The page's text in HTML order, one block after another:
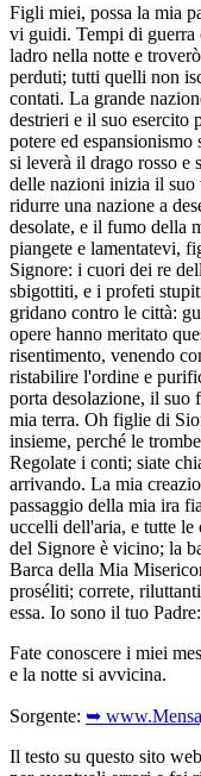
Figli miei, possa la mia
vi guidi. Tempi di guerra
ladro nella notte e
perduti; tutti quelli non
contati. La grande
destrieri e il suo esercito
potere ed
si leverà il drago rosso e
delle nazioni inizia il suo
ridurre una nazione a
desolate, e il fumo della
piangete e lamentatevi,
Signore: i cuori dei re
sbigottiti, e i profeti
gridano contro le città:
opere hanno meritato
risentimento, venendo
ristabilire l'ordine e
porta desolazione, il suo
mia terra. Oh figlie di
insieme, perché le
Regolate i conti; siate
arrivando. La mia
passaggio della mia ira
uccelli dell'aria, e tutte le
del Signore è vicino; la
Barca della Mia
proséliti; correte,
essa. Io sono il tuo
Fate conoscere i miei
e la notte si avvicina.
Sorgente: ➥
Il testo su questo sito